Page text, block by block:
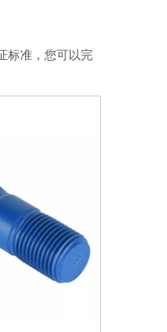
标准，您可以完